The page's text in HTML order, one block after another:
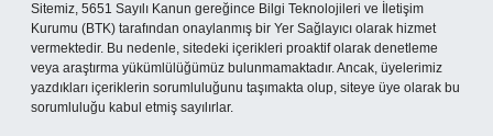
Sitemiz, 5651 Sayılı Kanun gereğince Bilgi Teknolojileri ve İletişim
Kurumu (BTK) tarafından onaylanmış bir Yer Sağlayıcı olarak hizmet
vermektedir. Bu nedenle, sitedeki içerikleri proaktif olarak denetleme
veya araştırma yükümlülüğümüz bulunmamaktadır. Ancak, üyelerimiz
yazdıkları içeriklerin sorumluluğunu taşımakta olup, siteye üye olarak bu
sorumluluğu kabul etmiş sayılırlar.